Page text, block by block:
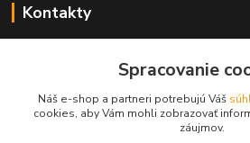
Kontakty
+421 908 775 701
info@kantorstav.sk
Spracovanie
Náš e-shop a partneri potrebujú Váš
cookies, aby Vám mohli zobrazovať
záujmov.